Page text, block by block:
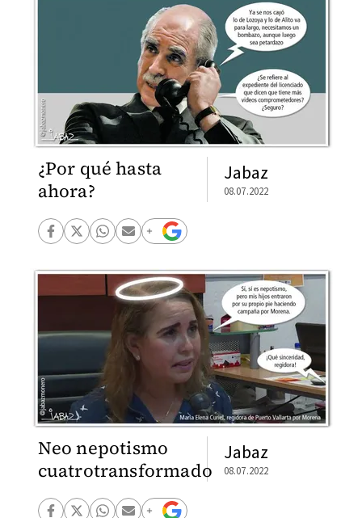
¿Por qué hasta
ahora?
Jabaz
08.07.2022
Neo nepotismo
cuatrotransformado
Jabaz
08.07.2022